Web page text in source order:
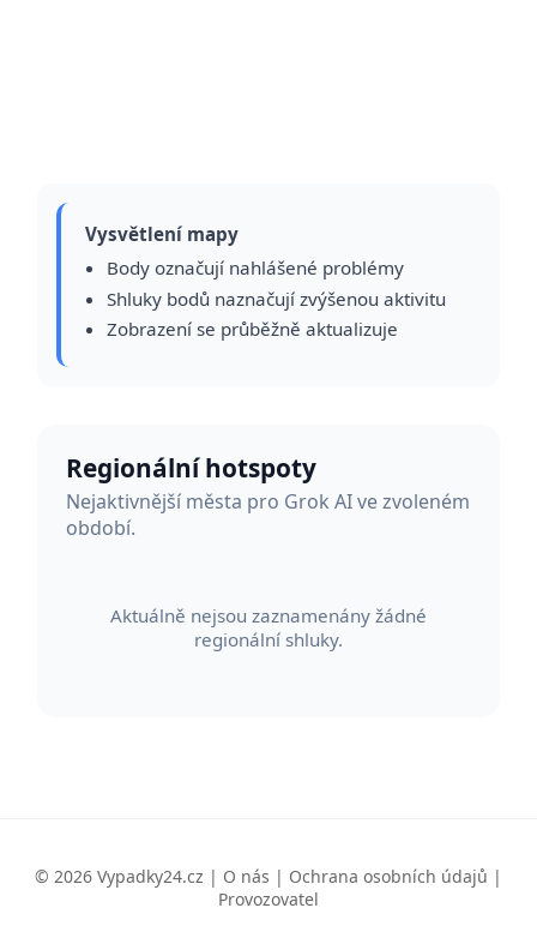
Vysvětlení mapy
Body označují nahlášené problémy
Shluky bodů naznačují zvýšenou aktivitu
Zobrazení se průběžně aktualizuje
Regionální hotspoty
Nejaktivnější města pro Grok AI ve zvoleném
období.
Aktuálně nejsou zaznamenány žádné
regionální shluky.
© 2026 Vypadky24.cz | O nás | Ochrana osobních údajů |
Provozovatel